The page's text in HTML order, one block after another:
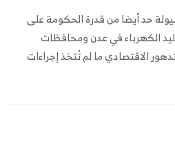
حد أيضا من قدرة الحكومة على
الكهرباء في عدن ومحافظات
الاقتصادي ما لم تُتخذ إجراءات